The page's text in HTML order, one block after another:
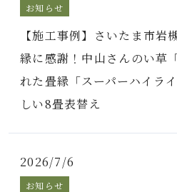
お知らせ
【施工事例】さいたま市
縁に感謝！中山さんのい草
れた畳縁「スーパーハイラ
しい8畳表替え
2026/7/6
お知らせ